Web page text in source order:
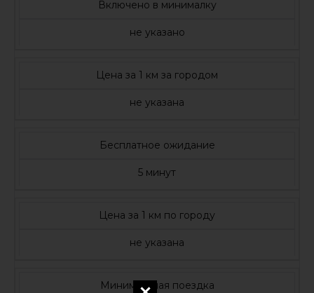
Включено в минималку
не указано
Цена за 1 км за городом
не указана
Бесплатное ожидание
5 минут
Цена за 1 км по городу
не указана
Минимальная поездка